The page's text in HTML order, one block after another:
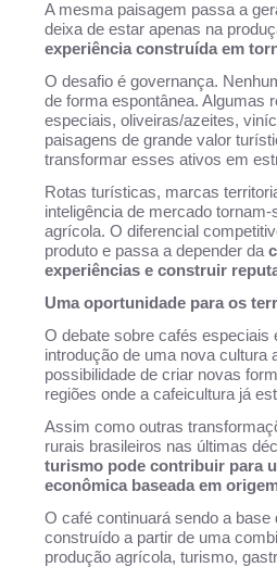
A mesma paisagem passa a
deixa de estar apenas na
experiência construída em
O desafio é governança.
de forma espontânea. Algumas
especiais, oliveiras/azeites,
paisagens de grande valor
transformar esses ativos em
Rotas turísticas, marcas
inteligência de mercado
agrícola. O diferencial
produto e passa a depender da
experiências e construir
Uma oportunidade para os
O debate sobre cafés especiais
introdução de uma nova cultura
possibilidade de criar novas
regiões onde a cafeicultura já
Assim como outras
rurais brasileiros nas últimas
turismo pode contribuir para
econômica baseada em
O café continuará sendo a
construído a partir de uma
produção agrícola, turismo,